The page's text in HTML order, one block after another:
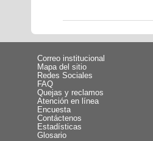
Correo institucional
Mapa del sitio
Redes Sociales
FAQ
Quejas y reclamos
Atención en línea
Encuesta
Contáctenos
Estadísticas
Glosario